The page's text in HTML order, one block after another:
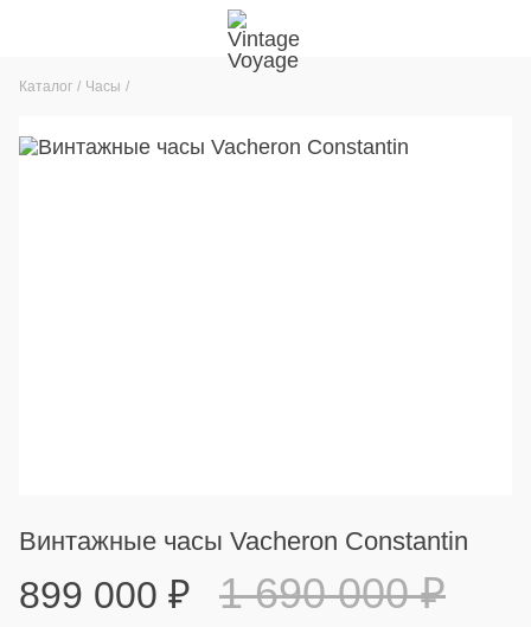
Каталог Часы
Винтажные часы Vacheron Constantin
899 000 ₽ 1 690 000₽